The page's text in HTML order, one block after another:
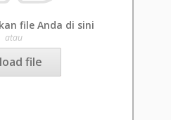
file Anda di sini
atau
file